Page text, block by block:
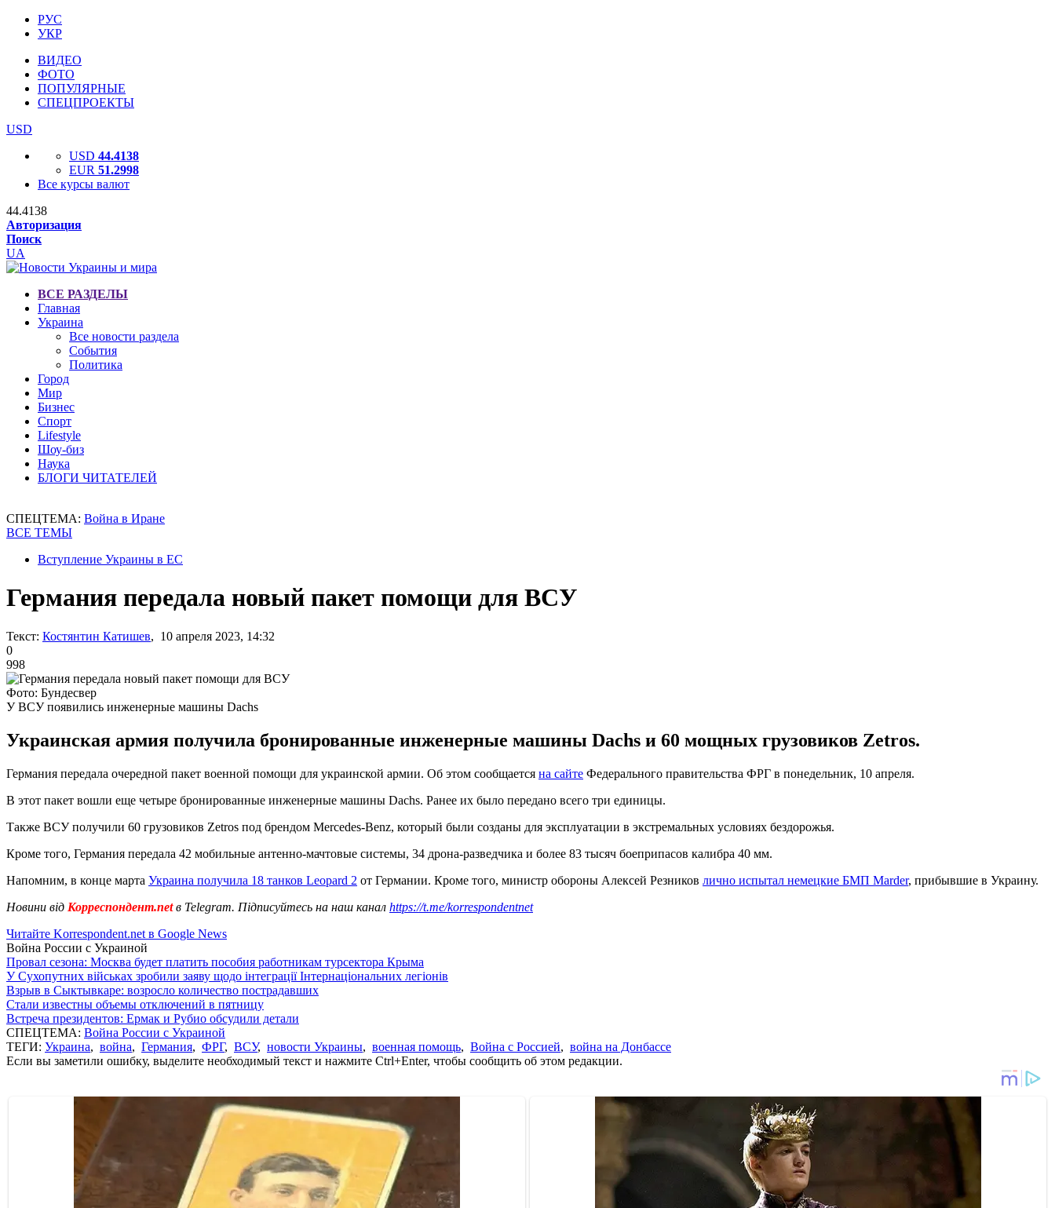
РУС
УКР
ВИДЕО
ФОТО
ПОПУЛЯРНЫЕ
СПЕЦПРОЕКТЫ
USD
USD 44.4138
EUR 51.2998
Все курсы валют
44.4138
Авторизация
Поиск
UA
ВСЕ РАЗДЕЛЫ
Главная
Украина
Все новости раздела
События
Политика
Город
Мир
Бизнес
Спорт
Lifestyle
Шоу-биз
Наука
БЛОГИ ЧИТАТЕЛЕЙ
СПЕЦТЕМА: Война в Иране
ВСЕ ТЕМЫ
Вступление Украины в ЕС
Германия передала новый пакет помощи для ВСУ
Текст: Костянтин Катишев, 10 апреля 2023, 14:32
0
998
Фото: Бундесвер
У ВСУ появились инженерные машины Dachs
Украинская армия получила бронированные инженерные машины Dachs и 60 мощных грузовиков Zetros.
Германия передала очередной пакет военной помощи для украинской армии. Об этом сообщается на сайте Федерального правительства ФРГ в понедельник, 10 апреля.
В этот пакет вошли еще четыре бронированные инженерные машины Dachs. Ранее их было передано всего три единицы.
Также ВСУ получили 60 грузовиков Zetros под брендом Mercedes-Benz, который были созданы для эксплуатации в экстремальных условиях бездорожья.
Кроме того, Германия передала 42 мобильные антенно-мачтовые системы, 34 дрона-разведчика и более 83 тысяч боеприпасов калибра 40 мм.
Напомним, в конце марта Украина получила 18 танков Leopard 2 от Германии. Кроме того, министр обороны Алексей Резников лично испытал немецкие БМП Marder, прибывшие в Украину.
Новини від Корреспондент.netв Telegram. Підписуйтесь на наш канал https://t.me/korrespondentnet
Читайте Korrespondent.net в Google News
Война России с Украиной
Провал сезона: Москва будет платить пособия работникам турсектора Крыма
У Сухопутних військах зробили заяву щодо інтеграції Інтернаціональних легіонів
Взрыв в Сыктывкаре: возросло количество пострадавших
Стали известны объемы отключений в пятницу
Встреча президентов: Ермак и Рубио обсудили детали
СПЕЦТЕМА: Война России с Украиной
ТЕГИ: Украина, война, Германия, ФРГ, ВСУ, новости Украины, военная помощь, Война с Россией, война на Донбассе
Если вы заметили ошибку, выделите необходимый текст и нажмите Ctrl+Enter, чтобы сообщить об этом редакции.